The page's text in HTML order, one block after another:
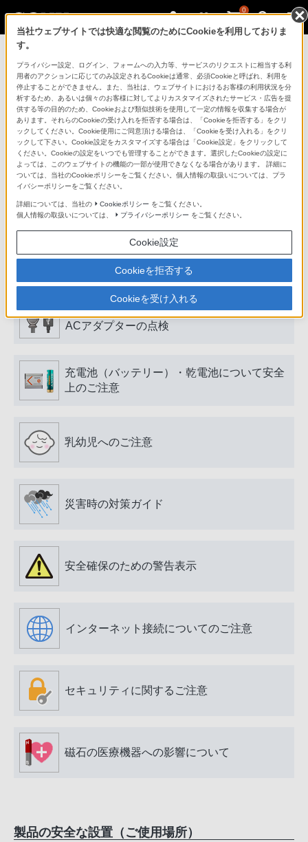
0
製品を安全に、安心してご使用いただ
くために
日常の清掃・点検が大切です。安全のため取扱説明書を
よく読みましょう。
製品に関する重要なお知らせ
安全で上手な使いかた
愛情点検のおすすめ
電源プラグ・コード、USB端子・ケーブル、
ACアダプターの点検
充電池（バッテリー）・乾電池について安全
上のご注意
乳幼児へのご注意
災害時の対策ガイド
安全確保のための警告表示
インターネット接続についてのご注意
セキュリティに関するご注意
磁石の医療機器への影響について
製品の安全な設置（ご使用場所）
当社ウェブサイトでは快適な閲覧のためにCookieを利用しておりま
す。
プライバシー設定、ログイン、フォームへの入力等、サービスのリクエストに相当する利
用者のアクションに応じてのみ設定されるCookieは通常、必須Cookieと呼ばれ、利用を
停止することができません。また、当社は、ウェブサイトにおけるお客様の利用状況を分
析するため、あるいは個々のお客様に対してよりカスタマイズされたサービス・広告を提
供する等の目的のため、Cookieおよび類似技術を使用して一定の情報を収集する場合が
あります。それらのCookieの受け入れを拒否する場合は、「Cookieを拒否する」をクリ
ックしてください。Cookie使用にご同意頂ける場合は、「Cookieを受け入れる」をクリ
ックして下さい。Cookie設定をカスタマイズする場合は「Cookie設定」をクリックして
ください。Cookieの設定をいつでも管理することができます。選択したCookieの設定に
よっては、このウェブサイトの機能の一部が使用できなくなる場合があります。 詳細に
ついては、当社のCookieポリシーをご覧ください。個人情報の取扱いについては、プラ
イバシーポリシーをご覧ください。
詳細については、当社の Cookieポリシー をご覧ください。
個人情報の取扱いについては、
プライバシーポリシー をご覧ください。
Cookie設定
Cookieを拒否する
Cookieを受け入れる